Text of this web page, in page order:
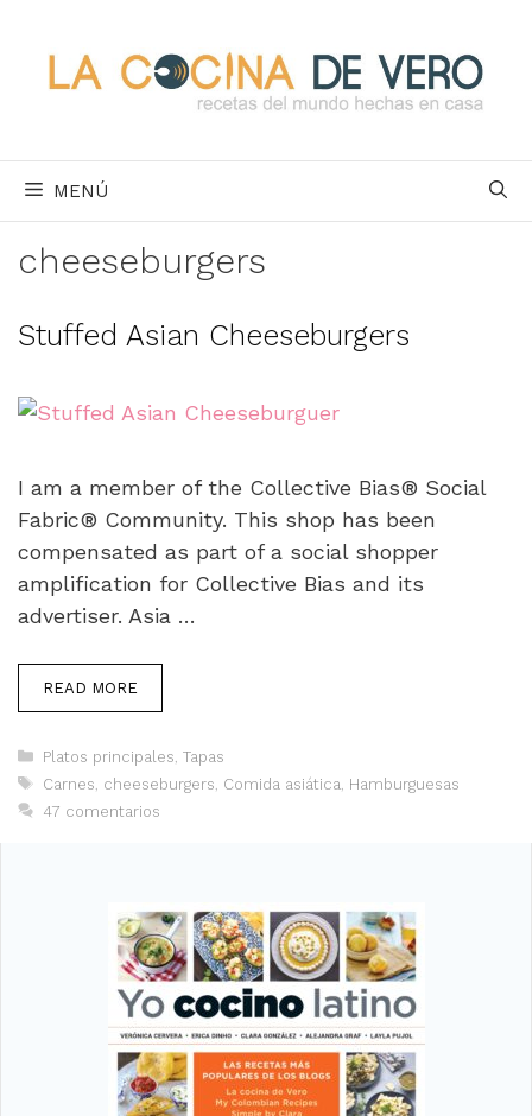
contenido
MENÚ
cheeseburgers
Stuffed Asian Cheeseburgers
I am a member of the Collective Bias® Social
Fabric® Community. This shop has been
compensated as part of a social shopper
amplification for Collective Bias and its
advertiser. Asia …
READ MORE
Categorías
Platos principales Tapas
Etiquetas
Carnes cheeseburgers Comida asiática Hamburguesas
47 comentarios